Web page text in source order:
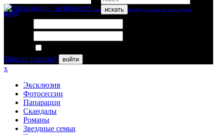
искать
вход
Забыли пароль?
войти
x
Эксклюзив
Фотосессии
Папарацци
Скандалы
Романы
Звездные семьи